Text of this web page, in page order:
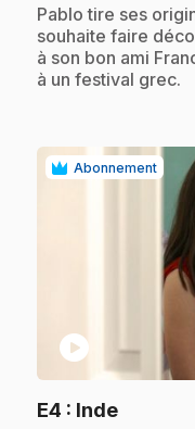
.Pablo tire ses
souhaite faire
à son bon ami
à un festival grec.
Abonnement
play_circle
E4 : Inde.